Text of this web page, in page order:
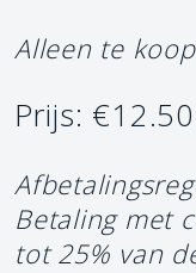
Alleen te koop
Prijs:
Betaling met
tot 25% van